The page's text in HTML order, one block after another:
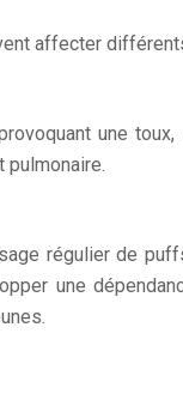
affecter
une
régulier de
une